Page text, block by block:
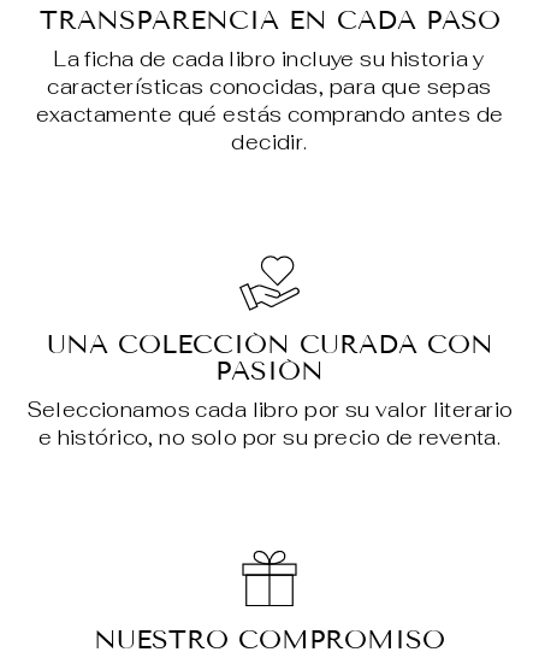
TRANSPARENCIA EN CADA PASO
La ficha de cada libro incluye su historia y
características conocidas, para que sepas
exactamente qué estás comprando antes de
decidir.
UNA COLECCIÓN CURADA CON
PASIÓN
Seleccionamos cada libro por su valor literario
e histórico, no solo por su precio de reventa.
NUESTRO COMPROMISO